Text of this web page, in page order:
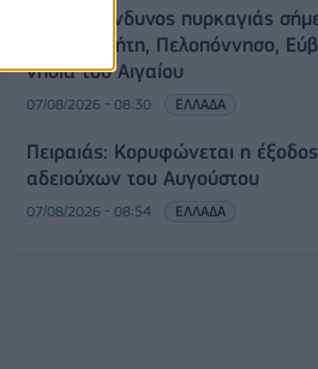
Υψηλός κίνδυνος πυρκαγιάς
Αττική, Κρήτη, Πελοπόννησο,
νησιά του Αιγαίου
07/08/2026 - 08:30 ΕΛΛΑΔΑ
Πειραιάς: Κορυφώνεται η
αδειούχων του Αυγούστου
07/08/2026 - 08:54 ΕΛΛΑΔΑ